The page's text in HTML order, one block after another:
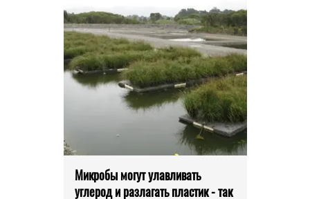
Микробы могут улавливать
углерод и разлагать пластик - так